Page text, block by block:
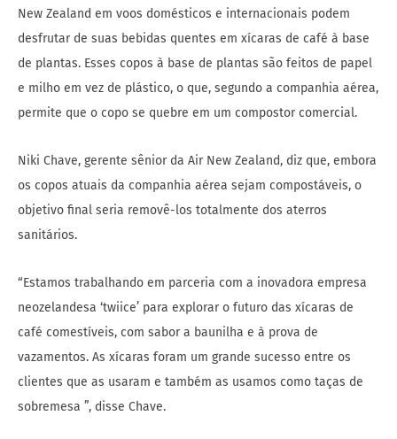
New Zealand em voos domésticos e internacionais podem
desfrutar de suas bebidas quentes em xícaras de café à base
de plantas. Esses copos à base de plantas são feitos de papel
e milho em vez de plástico, o que, segundo a companhia aérea,
permite que o copo se quebre em um compostor comercial.
Niki Chave, gerente sênior da Air New Zealand, diz que, embora
os copos atuais da companhia aérea sejam compostáveis, o
objetivo final seria removê-los totalmente dos aterros
sanitários.
“Estamos trabalhando em parceria com a inovadora empresa
neozelandesa ‘twiice’ para explorar o futuro das xícaras de
café comestíveis, com sabor a baunilha e à prova de
vazamentos. As xícaras foram um grande sucesso entre os
clientes que as usaram e também as usamos como taças de
sobremesa ”, disse Chave.